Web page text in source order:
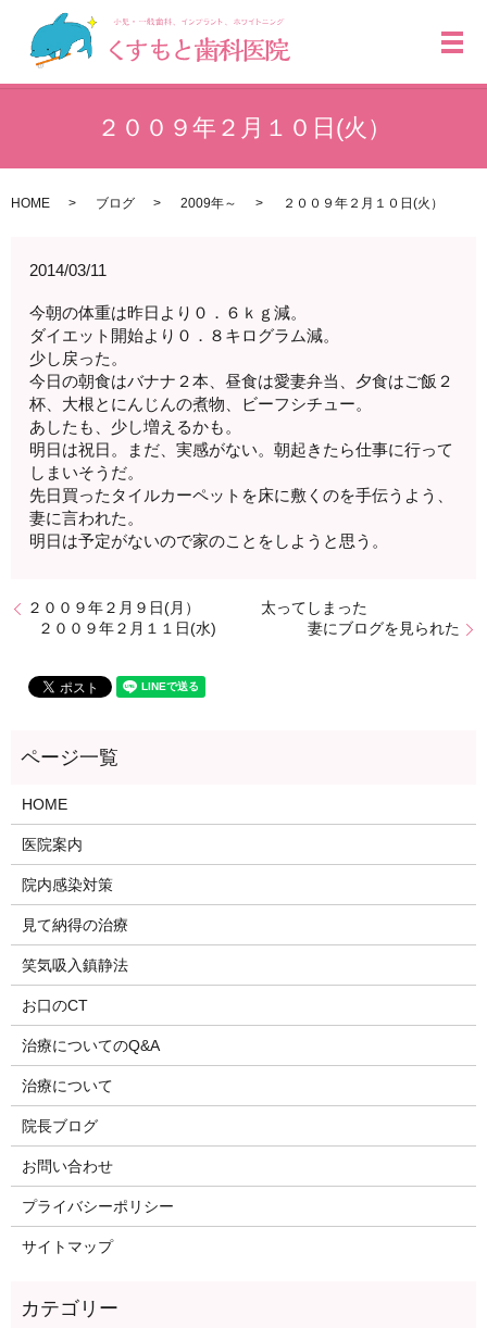
メ
２００９年２月１０日(火）
HOME ブログ 2009年～ ２００９年２月１０日(火）
2014/03/11
今朝の体重は昨日より０．６ｋｇ減。
ダイエット開始より０．８キログラム減。
少し戻った。
今日の朝食はバナナ２本、昼食は愛妻弁当、夕食はご飯２
杯、大根とにんじんの煮物、ビーフシチュー。
あしたも、少し増えるかも。
明日は祝日。まだ、実感がない。朝起きたら仕事に行って
しまいそうだ。
先日買ったタイルカーペットを床に敷くのを手伝うよう、
妻に言われた。
明日は予定がないので家のことをしようと思う。
２００９年２月９日(月） 太ってしまった
２００９年２月１１日(水) 妻にブログを見られた
HOME
医院案内
院内感染対策
見て納得の治療
笑気吸入鎮静法
お口のCT
治療についてのQ&A
治療について
院長ブログ
お問い合わせ
プライバシーポリシー
サイトマップ